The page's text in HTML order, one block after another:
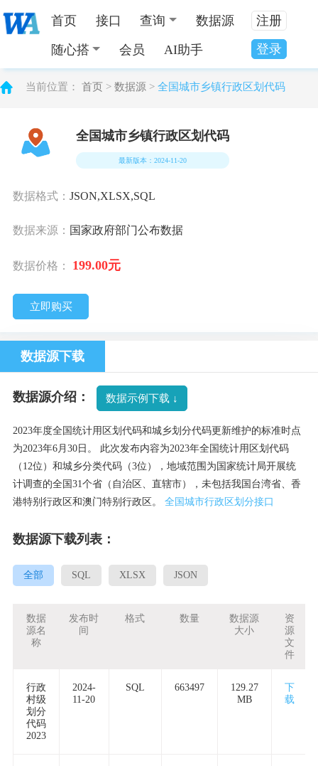
首页 接口 查询 数据源
随心搭 会员 AI助手
注册
登录
当前位置： 首页 > 数据源> 全国城市乡镇行政区划代码
全国城市乡镇行政区划代码
最新版本：2024-11-20
数据格式： JSON,XLSX,SQL
数据来源： 国家政府部门公布数据
数据价格： 199.00元
立即购买
数据源下载
数据源介绍： 数据示例下载 ↓
2023年度全国统计用区划代码和城乡划分代码更新维护的标准时点
为2023年6月30日。 此次发布内容为2023年全国统计用区划代码
（12位）和城乡分类代码（3位），地域范围为国家统计局开展统
计调查的全国31个省（自治区、直辖市），未包括我国台湾省、香
港特别行政区和澳门特别行政区。 全国城市行政区划分接口
数据源下载列表：
全部 SQL XLSX JSON
数据
源名
称
发布时
间
格式 数量
数据源
大小
资
源
文
件
行政
村级
划分
代码
2023
2024-
11-20
SQL 663497
129.27
MB
下
载